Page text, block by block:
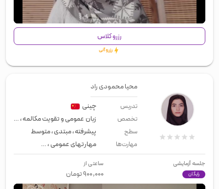
00:00/00:52
رزرو کلاس
رزرو آنی
محیا محمودی راد
تدریس چینی
تخصص زبان عمومی و تقویت مکالمه،زبان
سطح پیشرفته،مبتدی،متوسط
مهارت‌ها مهارتهای عمومی،لیسنینگ
جلسه آزمایشی
رایگان
ساعتی از
۹۰۰,۰۰۰تومان